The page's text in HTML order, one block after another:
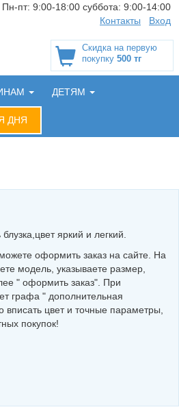
Пн-пт: 9:00-18:00 суббота: 9:00-14:00
Контакты
Вход
Скидка на первую
покупку 500 тг
ДЕТЯМ
ДНЯ
яркий и легкий.
оформить заказ на сайте. На
модель, указываете размер,
" оформить заказ". При
графа " дополнительная
цвет и точные параметры,
покупок!